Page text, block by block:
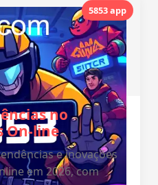
5853 app
no
On-line
e inovações
em 2026, com